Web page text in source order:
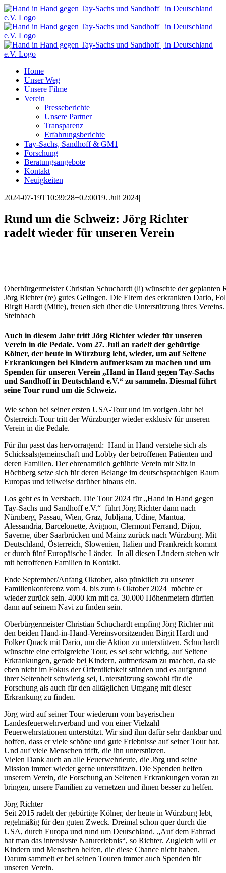
Zum
Inhalt
springen
Home
Unser Weg
Unsere Filme
Verein
Presseberichte
Unsere Partner
Transparenz
Erfahrungsberichte
Tay-Sachs, Sandhoff & GM1
Forschung
Beratungsangebote
Kontakt
Neuigkeiten
2024-07-19T10:39:28+02:0019. Juli 2024|
Rund um die Schweiz: Jörg Richter
radelt wieder für unseren Verein
Oberbürgermeister Christian Schuchardt (li) wünschte der geplanten
Jörg Richter (re) gutes Gelingen. Die Eltern des erkrankten Dario,
Birgit Hardt (Mitte), freuen sich über die Unterstützung ihres Vereins.
Steinbach
Auch in diesem Jahr tritt Jörg Richter wieder für unseren
Verein in die Pedale. Vom 27. Juli an radelt der gebürtige
Kölner, der heute in Würzburg lebt, wieder, um auf Seltene
Erkrankungen bei Kindern aufmerksam zu machen und um
Spenden für unseren Verein „Hand in Hand gegen Tay-Sachs
und Sandhoff in Deutschland e.V.“ zu sammeln. Diesmal führt
seine Tour rund um die Schweiz.
Wie schon bei seiner ersten USA-Tour und im vorigen Jahr bei
Österreich-Tour tritt der Würzburger wieder exklusiv für unseren
Verein in die Pedale.
Für ihn passt das hervorragend: Hand in Hand verstehe sich als
Schicksalsgemeinschaft und Lobby der betroffenen Patienten und
deren Familien. Der ehrenamtlich geführte Verein mit Sitz in
Höchberg setze sich für deren Belange im deutschsprachigen Raum
Europas und teilweise darüber hinaus ein.
Los geht es in Versbach. Die Tour 2024 für „Hand in Hand gegen
Tay-Sachs und Sandhoff e.V.“ führt Jörg Richter dann nach
Nürnberg, Passau, Wien, Graz, Jubljana, Udine, Mantua,
Alessandria, Barcelonette, Avignon, Clermont Ferrand, Dijon,
Saverne, über Saarbrücken und Mainz zurück nach Würzburg. Mit
Deutschland, Österreich, Slowenien, Italien und Frankreich kommt
er durch fünf Europäische Länder. In all diesen Ländern stehen wir
mit betroffenen Familien in Kontakt.
Ende September/Anfang Oktober, also pünktlich zu unserer
Familienkonferenz vom 4. bis zum 6 Oktober 2024 möchte er
wieder zurück sein. 4000 km mit ca. 30.000 Höhenmetern dürften
dann auf seinem Navi zu finden sein.
Oberbürgermeister Christian Schuchardt empfing Jörg Richter mit
den beiden Hand-in-Hand-Vereinsvorsitzenden Birgit Hardt und
Folker Quack mit Dario, um die Aktion zu unterstützen. Schuchardt
wünschte eine erfolgreiche Tour, es sei sehr wichtig, auf Seltene
Erkrankungen, gerade bei Kindern, aufmerksam zu machen, da sie
eben nicht im Fokus der Öffentlichkeit stünden und es aufgrund
ihrer Seltenheit schwierig sei, Unterstützung sowohl für die
Forschung als auch für den alltäglichen Umgang mit dieser
Erkrankung zu finden.
Jörg wird auf seiner Tour wiederum vom bayerischen
Landesfeuerwehrverband und von einer Vielzahl
Feuerwehrstationen unterstützt. Wir sind ihm dafür sehr dankbar und
hoffen, dass er viele schöne und gute Erlebnisse auf seiner Tour hat.
Und auf viele Menschen trifft, die ihn unterstützen.
Vielen Dank auch an alle Feuerwehrleute, die Jörg und seine
Mission immer wieder gerne unterstützen. Die Spenden helfen
unserem Verein, die Forschung an Seltenen Erkrankungen voran zu
bringen, unsere Familien zu vernetzen und ihnen besser zu helfen.
Jörg Richter
Seit 2015 radelt der gebürtige Kölner, der heute in Würzburg lebt,
regelmäßig für den guten Zweck. Dreimal schon quer durch die
USA, durch Europa und rund um Deutschland. „Auf dem Fahrrad
hat man das intensivste Naturerlebnis“, so Richter. Zugleich will er
Kindern und Menschen helfen, die diese Chance nicht haben.
Darum sammelt er bei seinen Touren immer auch Spenden für
unseren Verein.